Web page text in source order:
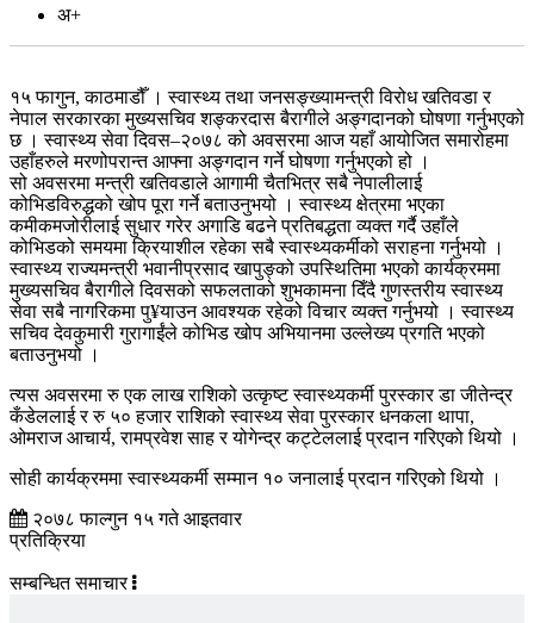
अ+
१५ फागुन, काठमाडौँ । स्वास्थ्य तथा जनसङ्ख्यामन्त्री विरोध खतिवडा र
नेपाल सरकारका मुख्यसचिव शङ्करदास बैरागीले अङ्गदानको घोषणा गर्नुभएको
छ । स्वास्थ्य सेवा दिवस–२०७८ को अवसरमा आज यहाँ आयोजित समारोहमा
उहाँहरुले मरणोपरान्त आफ्ना अङ्गदान गर्ने घोषणा गर्नुभएको हो ।
सो अवसरमा मन्त्री खतिवडाले आगामी चैतभित्र सबै नेपालीलाई
कोभिडविरुद्धको खोप पूरा गर्ने बताउनुभयो । स्वास्थ्य क्षेत्रमा भएका
कमीकमजोरीलाई सुधार गरेर अगाडि बढने प्रतिबद्धता व्यक्त गर्दै उहाँले
कोभिडको समयमा क्रियाशील रहेका सबै स्वास्थ्यकर्मीको सराहना गर्नुभयो ।
स्वास्थ्य राज्यमन्त्री भवानीप्रसाद खापुङ्को उपस्थितिमा भएको कार्यक्रममा
मुख्यसचिव बैरागीले दिवसको सफलताको शुभकामना दिँदै गुणस्तरीय स्वास्थ्य
सेवा सबै नागरिकमा पु¥याउन आवश्यक रहेको विचार व्यक्त गर्नुभयो । स्वास्थ्य
सचिव देवकुमारी गुरागाईंले कोभिड खोप अभियानमा उल्लेख्य प्रगति भएको
बताउनुभयो ।
त्यस अवसरमा रु एक लाख राशिको उत्कृष्ट स्वास्थ्यकर्मी पुरस्कार डा जीतेन्द्र
कँडेललाई र रु ५० हजार राशिको स्वास्थ्य सेवा पुरस्कार धनकला थापा,
ओमराज आचार्य, रामप्रवेश साह र योगेन्द्र कट्टेललाई प्रदान गरिएको थियो ।
सोही कार्यक्रममा स्वास्थ्यकर्मी सम्मान १० जनालाई प्रदान गरिएको थियो ।
२०७८ फाल्गुन १५ गते आइतवार
प्रतिक्रिया
सम्बन्धित समाचार